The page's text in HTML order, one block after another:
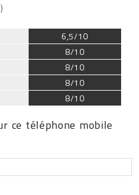
6,5/10
8/10
8/10
8/10
8/10
ce téléphone mobile